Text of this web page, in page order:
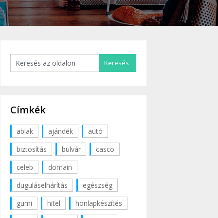
Címkék
ablak ajándék
autó
biztosítás
bulvár
casco
celeb
domain
duguláselhárítás
egészség
gumi
hitel
honlapkészítés